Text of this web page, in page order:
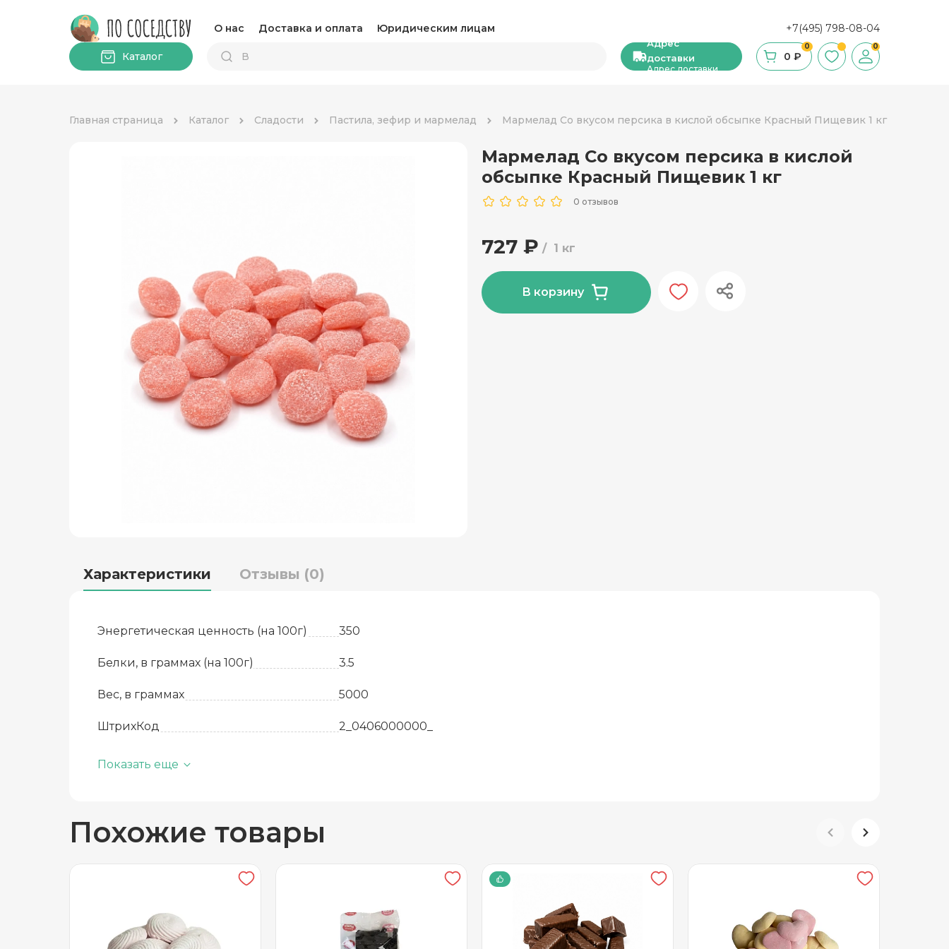
О нас Доставка и оплата Юридическим лицам +7(495) 798-08-04
Адрес
доставки
Адрес доставки
0
0 ₽
0
Каталог
Главная страница Каталог Сладости Пастила, зефир и мармелад Мармелад Со вкусом персика в кислой обсыпке Красный Пищевик 1 кг
Мармелад Со вкусом персика в кислой
обсыпке Красный Пищевик 1 кг
0 отзывов
1 кг
727 ₽
В корзину
Характеристики Отзывы (0)
Энергетическая ценность (на 100г) 350
Белки, в граммах (на 100г) 3.5
Вес, в граммах 5000
ШтрихКод 2_0406000000_
Базовая единица
Температура хранения 15 +- 5
Показать еще
Похожие товары
Бакалея
Какао и горячий шоколад Каши, сухие завтраки, мюсли
Соус и уксус
Сухари и снеки Чай